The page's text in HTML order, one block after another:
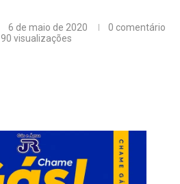
6 de maio de 2020
0 comentário
90 visualizações